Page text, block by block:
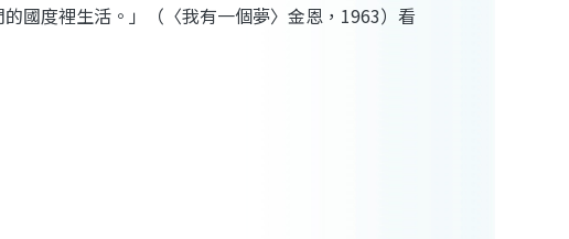
國度裡生活。」（〈我有一個夢〉金恩，1963）看